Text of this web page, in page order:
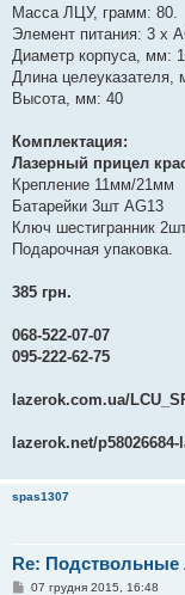
Масса ЛЦУ, грамм: 80.
Элемент питания: 3 х
Диаметр корпуса, мм:
Длина целеуказателя,
Высота, мм: 40
Комплектация:
Лазерный прицел
Крепление 11мм/21мм
Батарейки 3шт AG13
Ключ шестигранник
Подарочная упаковка.
385 грн.
068-522-07-07
095-222-62-75
lazerok.com.ua/
lazerok.net/
spas1307
Re:
П07 грудня 2015, 16:48